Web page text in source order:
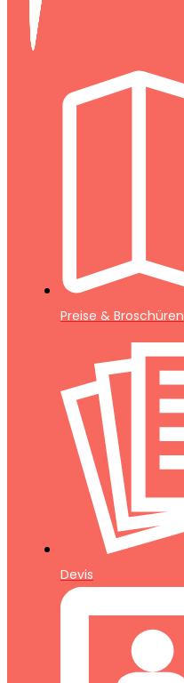
Preise & Broschüren
Devis